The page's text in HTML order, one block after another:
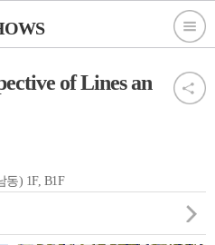
of Lines an
) 1F, B1F